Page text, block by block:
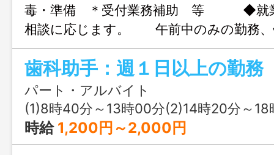
毒・準備 ＊受付業務補助 等 ◆就業
相談に応じます。 午前中のみの勤務、
も可能です。 「変更範囲：変更な
歯科助手：週１日以上の勤務
パート・アルバイト
(1)8時40分～13時00分(2)14時20分～18
時給 1,200円～2,000円